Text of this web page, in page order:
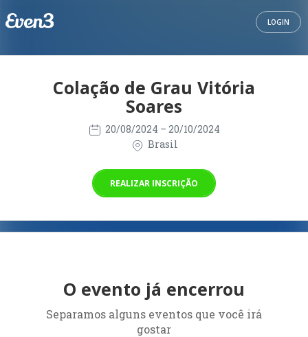
LOGIN
Colação de Grau Vitória
Soares
20/08/2024 – 20/10/2024
Brasil
REALIZAR INSCRIÇÃO
O evento já encerrou
Separamos alguns eventos que você irá
gostar